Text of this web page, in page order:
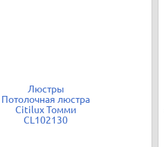
Люстры
Потолочная люстра
Citilux Томми
CL102130